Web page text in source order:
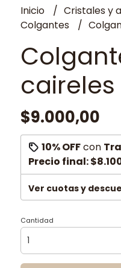
Inicio
Cristales y
Colgantes
caireles
$9.000,00
10% OFFcon
Precio final:
Ver cuotas y
Cantidad